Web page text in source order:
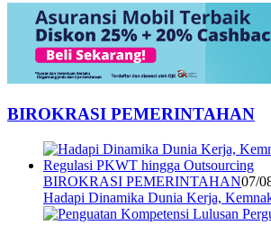
BIROKRASI PEMERINTAHAN
BIROKRASI PEMERINTAHAN07/
Hadapi Dinamika Dunia Kerja,